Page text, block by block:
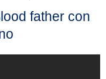
father con